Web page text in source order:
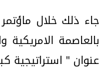
جاء ذلك خلال
بالعاصمة
عنوان " استراتيجية